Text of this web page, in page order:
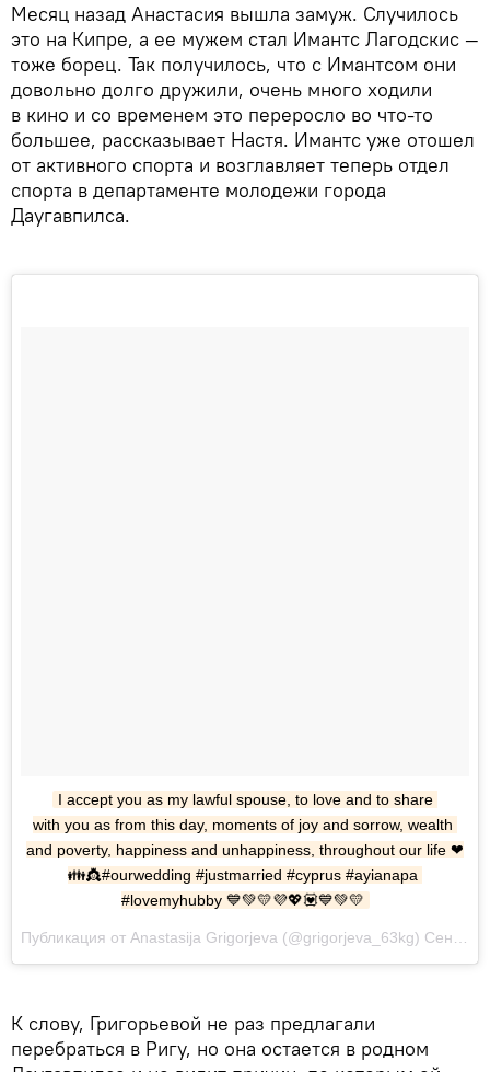
Месяц назад Анастасия вышла замуж. Случилось
это на Кипре, а ее мужем стал Имантс Лагодскис —
тоже борец. Так получилось, что с Имантсом они
довольно долго дружили, очень много ходили
в кино и со временем это переросло во что-то
большее, рассказывает Настя. Имантс уже отошел
от активного спорта и возглавляет теперь отдел
спорта в департаменте молодежи города
Даугавпилса.
I accept you as my lawful spouse, to love and to share
with you as from this day, moments of joy and sorrow, wealth
and poverty, happiness and unhappiness, throughout our life ❤
👪👸#ourwedding #justmarried #cyprus #ayianapa
#lovemyhubby 💙💚💛💜💖💟💙💚💛
К слову, Григорьевой не раз предлагали
перебраться в Ригу, но она остается в родном